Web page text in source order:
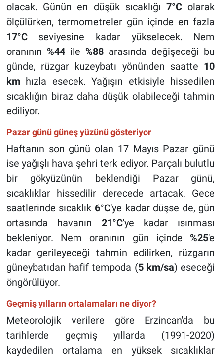
olacak. Günün en düşük sıcaklığı 7°C olarak
ölçülürken, termometreler gün içinde en fazla
17°Cseviyesine kadar yükselecek. Nem
oranının %44ile %88 arasında değişeceği bu
günde, rüzgar kuzeybatı yönünden saatte 10
kmhızla esecek. Yağışın etkisiyle hissedilen
sıcaklığın biraz daha düşük olabileceği tahmin
ediliyor.
Pazar günü güneş yüzünü gösteriyor
Haftanın son günü olan 17 Mayıs Pazar günü
ise yağışlı hava şehri terk ediyor. Parçalı bulutlu
bir gökyüzünün beklendiği Pazar günü,
sıcaklıklar hissedilir derecede artacak. Gece
saatlerinde sıcaklık 6°C'ye kadar düşse de, gün
ortasında havanın 21°C'ye kadar ısınması
bekleniyor. Nem oranının gün içinde %25'e
kadar gerileyeceği tahmin edilirken, rüzgarın
güneybatıdan hafif tempoda (5 km/sa) eseceği
öngörülüyor.
Geçmiş yılların ortalamaları ne diyor?
Meteorolojik verilere göre Erzincan'da bu
tarihlerde geçmiş yıllarda (1991-2020)
kaydedilen ortalama en yüksek sıcaklıklar